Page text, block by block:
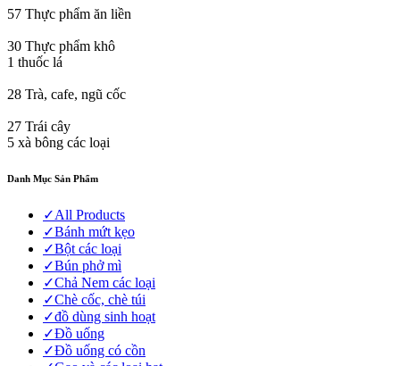
57 Thực phẩm ăn liền
30 Thực phẩm khô
1 thuốc lá
28 Trà, cafe, ngũ cốc
27 Trái cây
5 xà bông các loại
Danh Mục Sản Phẩm
✓All Products
✓Bánh mứt kẹo
✓Bột các loại
✓Bún phở mì
✓Chả Nem các loại
✓Chè cốc, chè túi
✓đồ dùng sinh hoạt
✓Đồ uống
✓Đồ uống có cồn